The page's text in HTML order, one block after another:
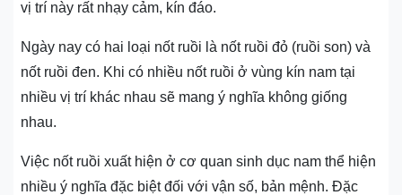
vị trí này rất nhạy cảm, kín đáo.
Ngày nay có hai loại nốt ruồi là nốt ruồi đỏ (ruồi son) và
nốt ruồi đen. Khi có nhiều nốt ruồi ở vùng kín nam tại
nhiều vị trí khác nhau sẽ mang ý nghĩa không giống
nhau.
Việc nốt ruồi xuất hiện ở cơ quan sinh dục nam thể hiện
nhiều ý nghĩa đặc biệt đối với vận số, bản mệnh. Đặc